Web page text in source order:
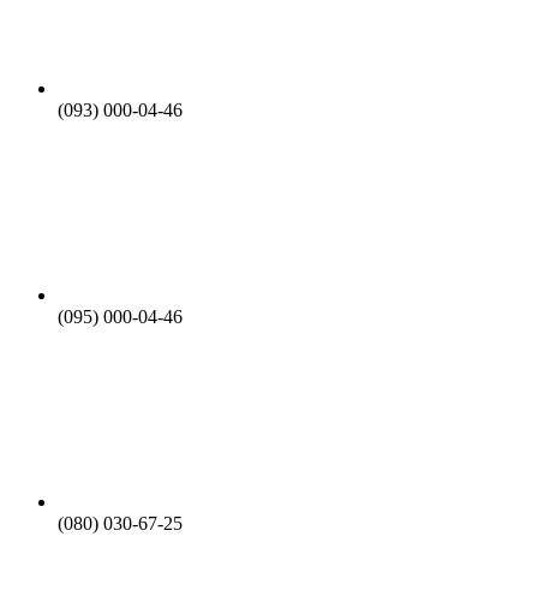
(093) 000-04-46
(095) 000-04-46
(080) 030-67-25